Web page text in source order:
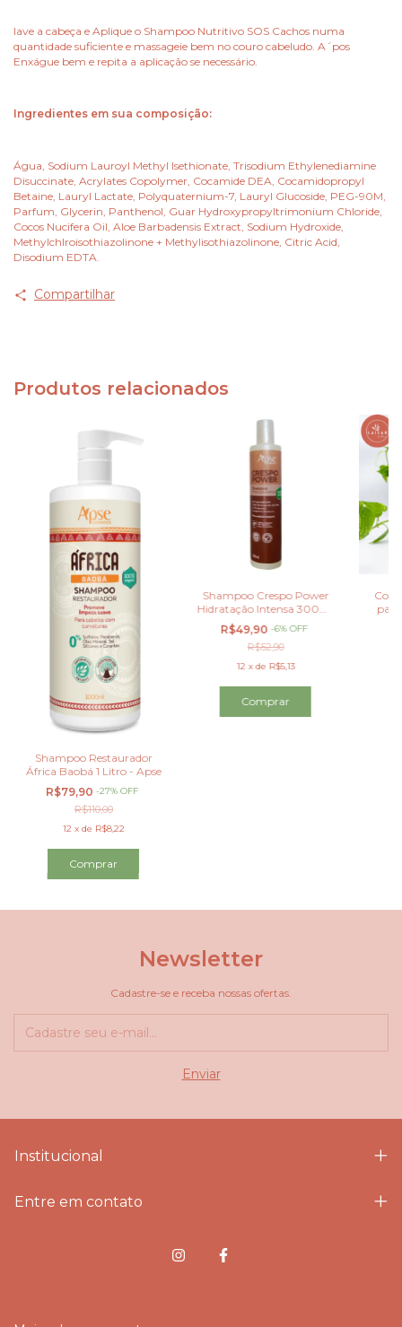
lave a cabeça e Aplique o Shampoo Nutritivo SOS Cachos numa
quantidade suficiente e massageie bem no couro cabeludo. A´pos
Enxágue bem e repita a aplicação se necessário.
Ingredientes em sua composição:
Água, Sodium Lauroyl Methyl Isethionate, Trisodium Ethylenediamine
Disuccinate, Acrylates Copolymer, Cocamide DEA, Cocamidopropyl
Betaine, Lauryl Lactate, Polyquaternium-7, Lauryl Glucoside, PEG-90M,
Parfum, Glycerin, Panthenol, Guar Hydroxypropyltrimonium Chloride,
Cocos Nucifera Oil, Aloe Barbadensis Extract, Sodium Hydroxide,
Methylchlroisothiazolinone + Methylisothiazolinone, Citric Acid,
Disodium EDTA.
Compartilhar
Produtos relacionados
Shampoo Restaurador
África Baobá 1 Litro - Apse
R$79,90 -27% OFF
R$110,00
12 x de R$8,22
Shampoo Crespo Power
Hidratação Intensa 300ml
- 100% Vegano
R$49,90 -6%OFF
R$52,90
12 xde R$5,13
Newsletter
Cadastre-se e receba nossas ofertas.
Institucional
Entre em contato